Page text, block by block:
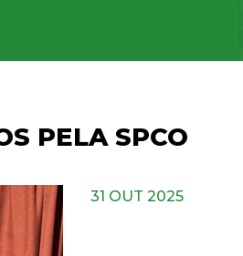
PELA SPCO
31 OUT 2025